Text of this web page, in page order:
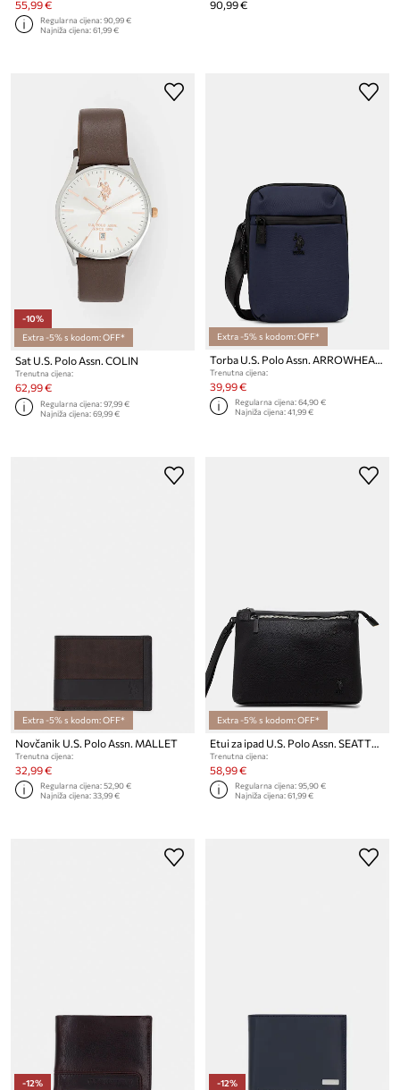
55,99 €
Regularna cijena:90,99 €
Najniža cijena:61,99 €
90,99 €
-10%
Extra -5% s kodom: OFF*
Sat U.S. Polo Assn. COLIN
Trenutna cijena:
62,99 €
Regularna cijena:97,99 €
Najniža cijena:69,99 €
Extra -5% s kodom: OFF*
Torba U.S. Polo Assn. ARROWHEAD
Trenutna cijena:
39,99 €
Regularna cijena:64,90 €
Najniža cijena:41,99 €
Extra -5% s kodom: OFF*
Novčanik U.S. Polo Assn. MALLET
Trenutna cijena:
32,99 €
Regularna cijena:52,90 €
Najniža cijena:33,99 €
Extra -5% s kodom: OFF*
Etui za ipad U.S. Polo Assn. SEATTLE
Trenutna cijena:
58,99 €
Regularna cijena:95,90 €
Najniža cijena:61,99 €
-12%
-12%